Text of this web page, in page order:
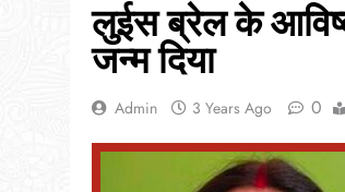
लुईस ब्रेल के
जन्म दिया
Admin 3 Years Ago 0